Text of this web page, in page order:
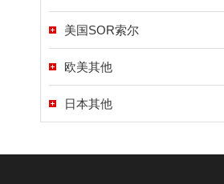
美国SOR索尔
欧美其他
日本其他